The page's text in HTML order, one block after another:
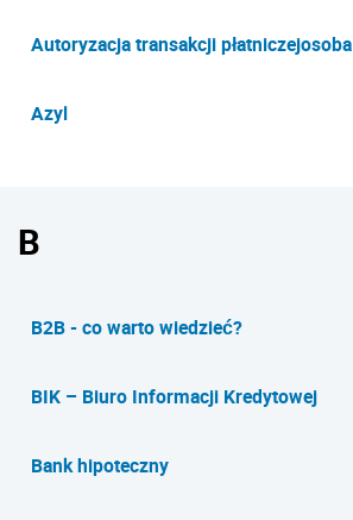
Autoryzacja transakcji płatniczejosoba
Azyl
B
B2B - co warto wiedzieć?
BIK – Biuro Informacji Kredytowej
Bank hipoteczny